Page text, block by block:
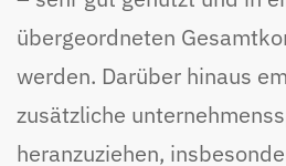
übergeordneten
werden. Darüber hinaus
zusätzliche
heranzuziehen,